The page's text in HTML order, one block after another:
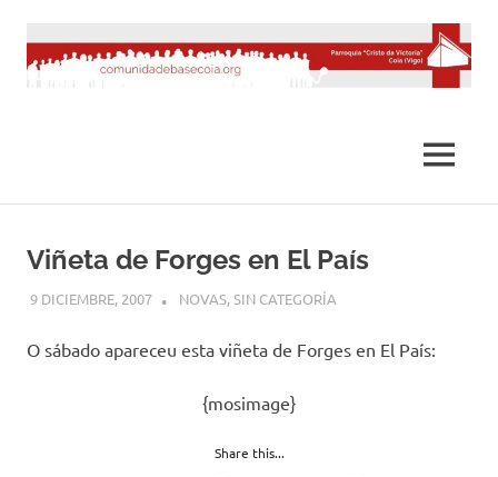
contenido
MENÚ
Viñeta de Forges en El País
9 DICIEMBRE, 2007 DESARROLLO
NOVAS,SIN CATEGORÍA
O sábado apareceu esta viñeta de Forges en El País:
{mosimage}
Share this...